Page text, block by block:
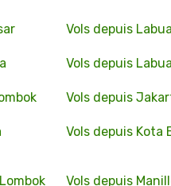
Vols depuis
Vols depuis
Vols depuis
Vols depuis Kota
Vols depuis